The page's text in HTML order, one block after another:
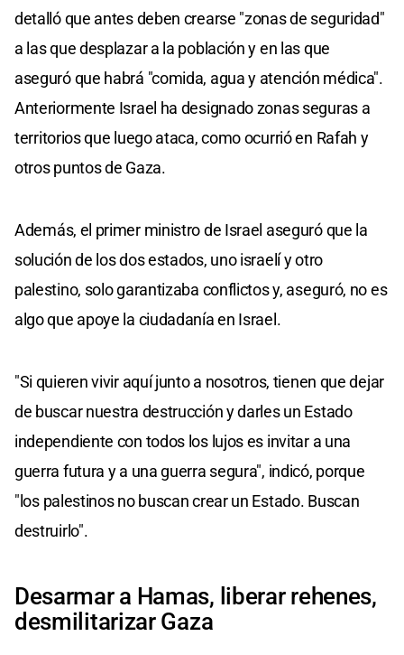
detalló que antes deben crearse "zonas de seguridad"
a las que desplazar a la población y en las que
aseguró que habrá "comida, agua y atención médica".
Anteriormente Israel ha designado zonas seguras a
territorios que luego ataca, como ocurrió en Rafah y
otros puntos de Gaza.
Además, el primer ministro de Israel aseguró que la
solución de los dos estados, uno israelí y otro
palestino, solo garantizaba conflictos y, aseguró, no es
algo que apoye la ciudadanía en Israel.
"Si quieren vivir aquí junto a nosotros, tienen que dejar
de buscar nuestra destrucción y darles un Estado
independiente con todos los lujos es invitar a una
guerra futura y a una guerra segura", indicó, porque
"los palestinos no buscan crear un Estado. Buscan
destruirlo".
Desarmar a Hamas, liberar rehenes,
desmilitarizar Gaza